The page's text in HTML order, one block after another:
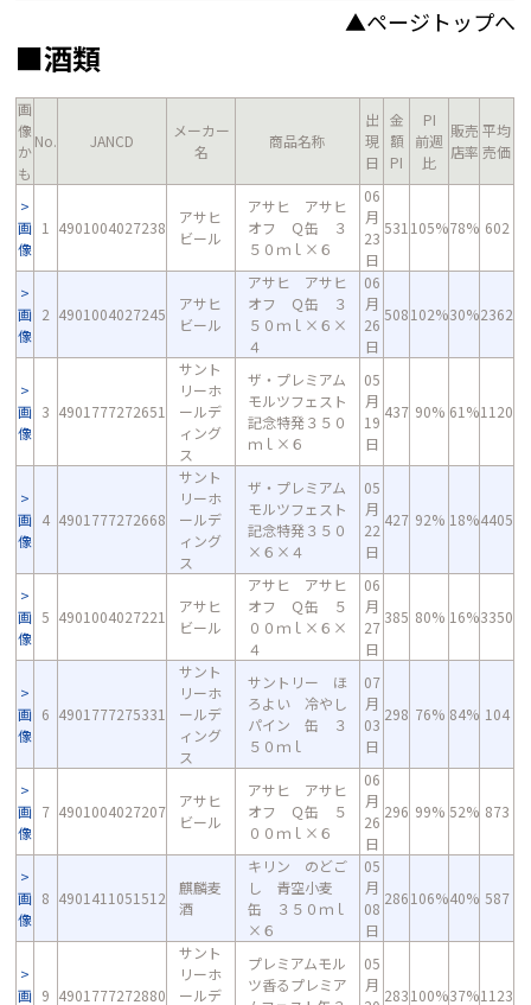
▲ページトップへ
■酒類
画
像
か
も
No. JANCD
メーカー
名
商品名称
出
現
日
金
額
PI
PI
前週
比
販売
店率
平均
売価
画
像
1 4901004027238
アサヒ
ビール
アサヒ アサヒ
オフ Ｑ缶 ３
５０ｍｌ×６
06
月
23
日
531 105%78% 602
画
像
2 4901004027245
アサヒ
ビール
アサヒ アサヒ
オフ Ｑ缶 ３
５０ｍｌ×６×
４
06
月
26
日
508102%30%2362
画
像
3 4901777272651
サント
リーホ
ールデ
ィング
ス
ザ・プレミアム
モルツフェスト
記念特発３５０
ｍｌ×６
05
月
19
日
437 90% 61%1120
画
像
4 4901777272668
サント
リーホ
ールデ
ィング
ス
ザ・プレミアム
モルツフェスト
記念特発３５０
×６×４
05
月
22
日
427 92% 18%4405
画
像
5 4901004027221
アサヒ
ビール
アサヒ アサヒ
オフ Ｑ缶 ５
００ｍｌ×６×
４
06
月
27
日
385 80% 16%3350
画
像
6 4901777275331
サント
リーホ
ールデ
ィング
ス
サントリー ほ
ろよい 冷やし
パイン 缶 ３
５０ｍｌ
07
月
03
日
298 76% 84% 104
画
像
7 4901004027207
アサヒ
ビール
アサヒ アサヒ
オフ Ｑ缶 ５
００ｍｌ×６
06
月
26
日
296 99% 52% 873
画
像
8 4901411051512
麒麟麦
酒
キリン のどご
し 青空小麦
缶 ３５０ｍｌ
×６
05
月
08
日
286106%40% 587
画 9 4901777272880
サント
リーホ
ールデ
プレミアムモル
ツ香るプレミア
05
月
283100%37%1123